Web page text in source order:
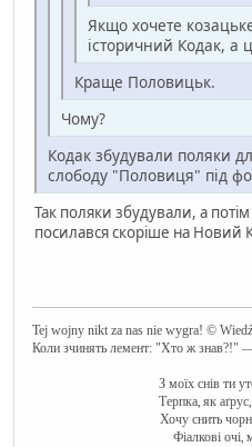
Якщо хочете
історичний Кодак, а
Краще Половицьк.
Чому?
Кодак збудували поляки
слободу "Половиця" під
Так поляки збудували, а
посилався скоріше на Новий
Tej wojny nikt za nas nie wygra! ©
Коли зчинять лемент: "Хто ж знав?!"
З моїх снів ти
Терпка, як
Хочу снить
Фіалкові очі,